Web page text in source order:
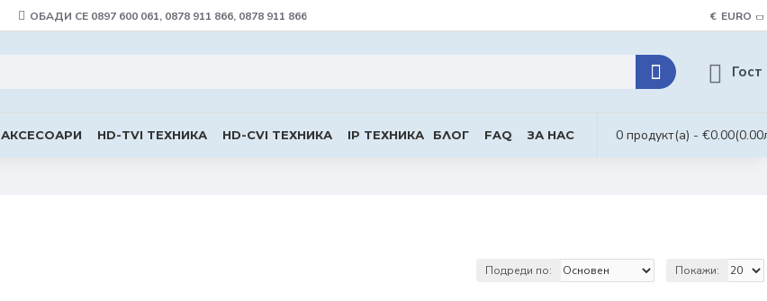
ОБАДИ СЕ 0897 600 061, 0878 911 866, 0878 911 866 € EURO
Гост
АКСЕСОАРИ HD-TVI ТЕХНИКА HD-CVI ТЕХНИКА IP ТЕХНИКА БЛОГ FAQ ЗА НАС 0 продукт(а) - €0.00
Подреди по: Покажи: